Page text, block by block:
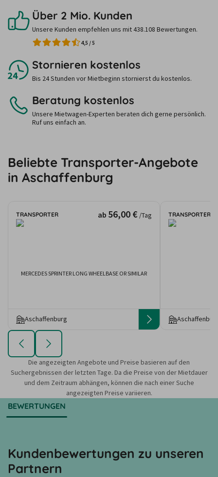
Über 2 Mio. Kunden
Unsere Kunden empfehlen uns mit 438.108 Bewertungen.
4,5 /5
Stornieren kostenlos
Bis 24 Stunden vor Mietbeginn stornierst du kostenlos.
Beratung kostenlos
Unsere Mietwagen-Experten beraten dich gerne persönlich.
Ruf uns einfach an.
Beliebte Transporter-Angebote
in Aschaffenburg
TRANSPORTER ab 56,00 € /Tag
MERCEDES SPRINTER LONG WHEELBASE OR SIMILAR
Aschaffenburg
TRANSPORTER
Die angezeigten Angebote und Preise basieren auf den
Suchergebnissen der letzten Tage. Da die Preise von der Mietdauer
und dem Zeitraum abhängen, können die nach einer Suche
angezeigten Preise variieren.
BEWERTUNGEN
Kundenbewertungen zu unseren
Partnern